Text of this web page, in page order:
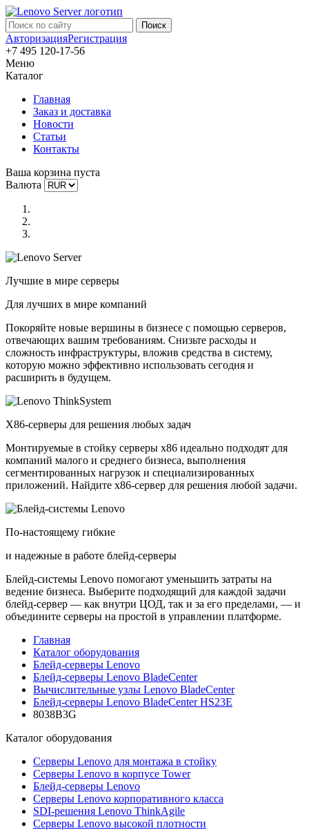
АвторизацияРегистрация
+7 495 120-17-56
Меню
Каталог
Главная
Заказ и доставка
Новости
Статьи
Контакты
Ваша корзина пуста
Валюта
Лучшие в мире серверы
Для лучших в мире компаний
Покоряйте новые вершины в бизнесе с помощью серверов,
отвечающих вашим требованиям. Снизьте расходы и
сложность инфраструктуры, вложив средства в систему,
которую можно эффективно использовать сегодня и
расширить в будущем.
X86-серверы для решения любых задач
Монтируемые в стойку серверы x86 идеально подходят для
компаний малого и среднего бизнеса, выполнения
сегментированных нагрузок и специализированных
приложений. Найдите x86-сервер для решения любой задачи.
По-настоящему гибкие
и надежные в работе блейд-серверы
Блейд-системы Lenovo помогают уменьшить затраты на
ведение бизнеса. Выберите подходящий для каждой задачи
блейд-сервер — как внутри ЦОД, так и за его пределами, — и
объедините серверы на простой в управлении платформе.
Главная
Каталог оборудования
Блейд-серверы Lenovo
Блейд-серверы Lenovo BladeCenter
Вычислительные узлы Lenovo BladeCenter
Блейд-серверы Lenovo BladeCenter HS23E
8038B3G
Каталог оборудования
Серверы Lenovo для монтажа в стойку
Серверы Lenovo в корпусе Tower
Блейд-серверы Lenovo
Cерверы Lenovo корпоративного класса
SDI-решения Lenovo ThinkAgile
Серверы Lenovo высокой плотности